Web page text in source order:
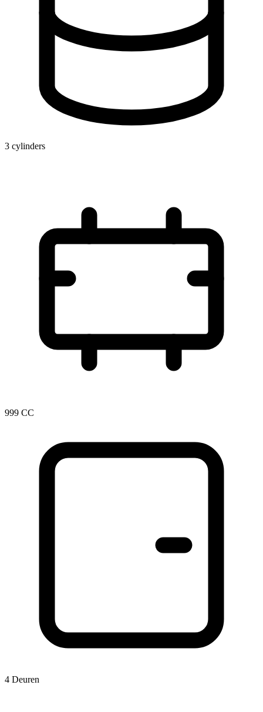
3 cylinders
999 CC
4 Deuren